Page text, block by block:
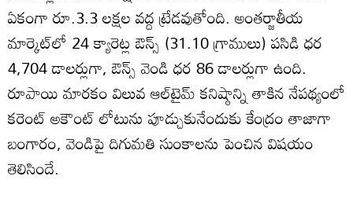
ఏకంగా రూ.3.3 లక్షల వద్ద ట్రేడవుతోంది. అంతర్జాతీయ
మార్కెట్‌లో 24 క్యారెట్ల ఔన్స్ (31.10 గ్రాములు) పసిడి ధర
4,704 డాలర్లుగా, ఔన్స్ వెండి ధర 86 డాలర్లుగా ఉంది.
రూపాయి మారకం విలువ ఆల్‌టైమ్ కనిష్ఠాన్ని తాకిన నేపథ్యంలో
కరెంట్ అకౌంట్‌ లోటును పూడ్చుకునేందుకు కేంద్రం తాజాగా
బంగారం, వెండిపై దిగుమతి సుంకాలను పెంచిన విషయం
తెలిసిందే.